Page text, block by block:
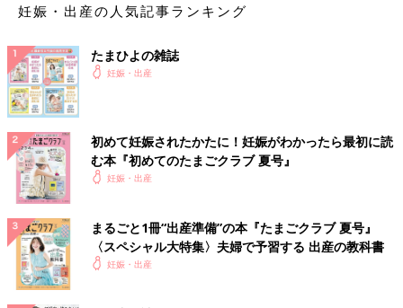
妊娠・出産の人気記事ランキング
たまひよの雑誌
妊娠・出産
初めて妊娠されたかたに！妊娠がわかったら最初に読
む本『初めてのたまごクラブ 夏号』
妊娠・出産
まるごと1冊“出産準備”の本『たまごクラブ 夏号』
〈スペシャル大特集〉夫婦で予習する 出産の教科書
妊娠・出産